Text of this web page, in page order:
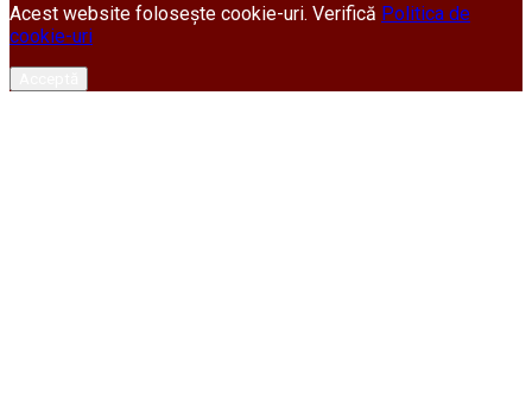
Acest website folosește cookie-uri. Verifică Politica de
cookie-uri